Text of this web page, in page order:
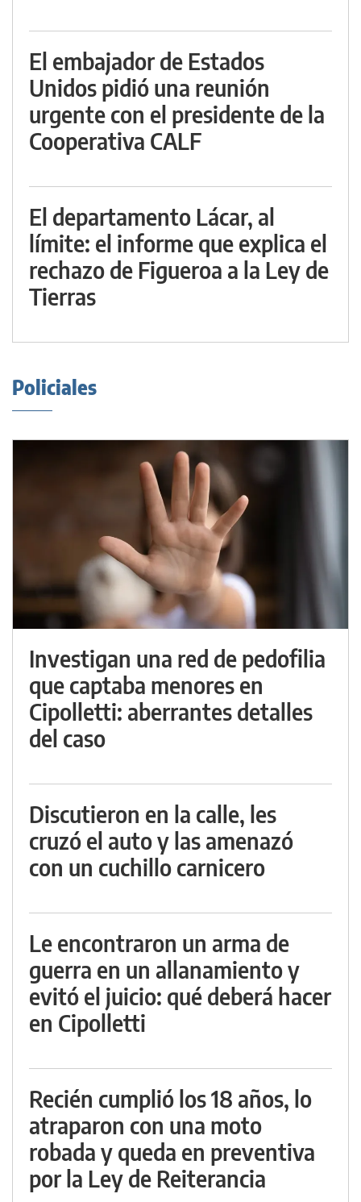
El embajador de Estados
Unidos pidió una reunión
urgente con el presidente de la
Cooperativa CALF
El departamento Lácar, al
límite: el informe que explica el
rechazo de Figueroa a la Ley de
Tierras
Policiales
Investigan una red de pedofilia
que captaba menores en
Cipolletti: aberrantes detalles
del caso
Discutieron en la calle, les
cruzó el auto y las amenazó
con un cuchillo carnicero
Le encontraron un arma de
guerra en un allanamiento y
evitó el juicio: qué deberá hacer
en Cipolletti
Recién cumplió los 18 años, lo
atraparon con una moto
robada y queda en preventiva
por la Ley de Reiterancia